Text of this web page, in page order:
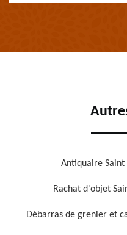
Antiquaire Saint
Rachat d'objet
Débarras de grenier et